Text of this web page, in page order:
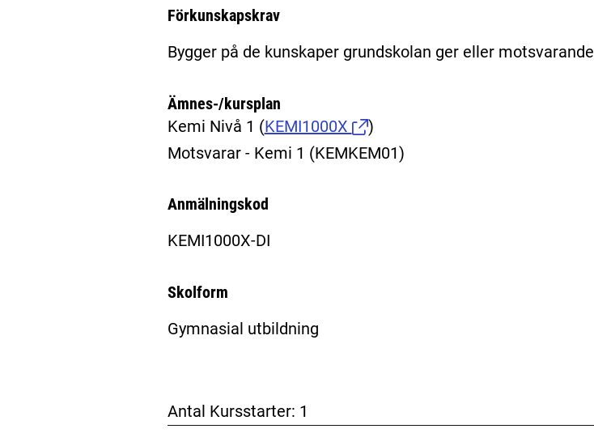
Förkunskapskrav
Bygger på de kunskaper grundskolan ger eller motsvarande
Ämnes-/kursplan
Kemi Nivå 1 (KEMI1000X
)
Motsvarar - Kemi 1 (KEMKEM01)
Anmälningskod
KEMI1000X-DI
Skolform
Gymnasial utbildning
Antal Kursstarter: 1